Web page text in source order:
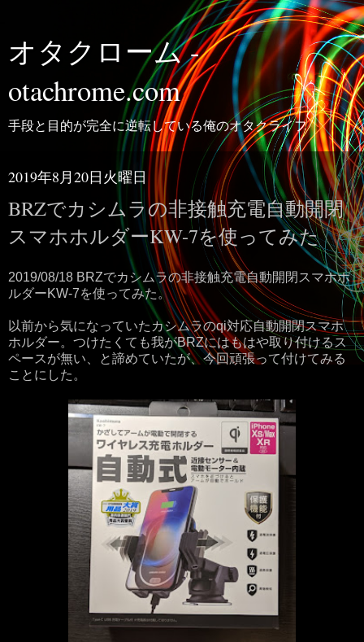
オタクローム -
otachrome.com
手段と目的が完全に逆転している俺のオタクライフ
2019年8月20日火曜日
BRZでカシムラの非接触充電自動開閉
スマホホルダーKW-7を使ってみた
2019/08/18 BRZでカシムラの非接触充電自動開閉スマホホ
ルダーKW-7を使ってみた。
以前から気になっていたカシムラのqi対応自動開閉スマホ
ホルダー。つけたくても我がBRZにはもはや取り付けるス
ペースが無い、と諦めていたが、今回頑張って付けてみる
ことにした。